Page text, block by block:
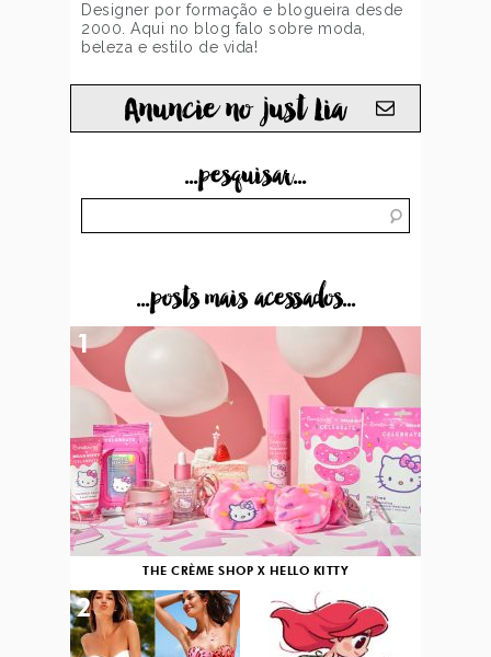
Designer por formação e blogueira desde
2000. Aqui no blog falo sobre moda,
beleza e estilo de vida!
Anuncie no just Lia
...pesquisar...
...posts mais acessados...
THE CRÈME SHOP X HELLO KITTY
1
2 3